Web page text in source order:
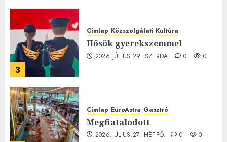
3
Címlap Közszolgálati Kultúra
Hősök gyerekszemmel
2026.JÚLIUS.29. SZERDA. 0 0
Címlap EuroAstra Gasztró
Megfiatalodott
2026.JÚLIUS.27. HÉTFŐ. 0 0